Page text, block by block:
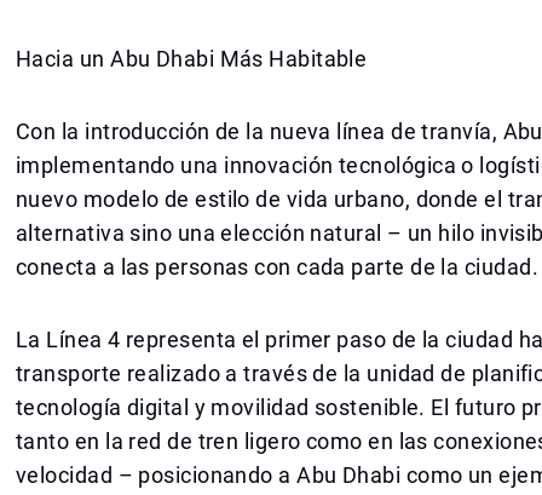
Hacia un Abu Dhabi Más Habitable
Con la introducción de la nueva línea de tranvía,
implementando una innovación tecnológica o
nuevo modelo de estilo de vida urbano, donde el
alternativa sino una elección natural – un hilo
conecta a las personas con cada parte de la ciudad.
La Línea 4 representa el primer paso de la ciudad
transporte realizado a través de la unidad de
tecnología digital y movilidad sostenible. El futuro
tanto en la red de tren ligero como en las
velocidad – posicionando a Abu Dhabi como un